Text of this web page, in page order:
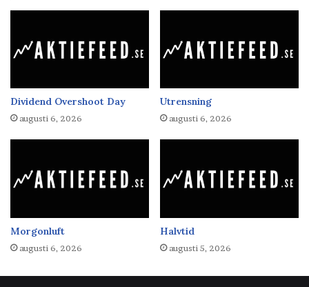
Dividend Overshoot Day
augusti 6, 2026
Utrensning
augusti 6, 2026
Morgonluft
augusti 6, 2026
Halvtid
augusti 5, 2026